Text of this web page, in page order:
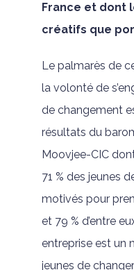
France et dont
créatifs que
Le palmarès de
la volonté de
de changement
résultats du
Moovjee-CIC
71 % des jeunes
motivés pour
et 79 % d’entre
entreprise est un
jeunes de